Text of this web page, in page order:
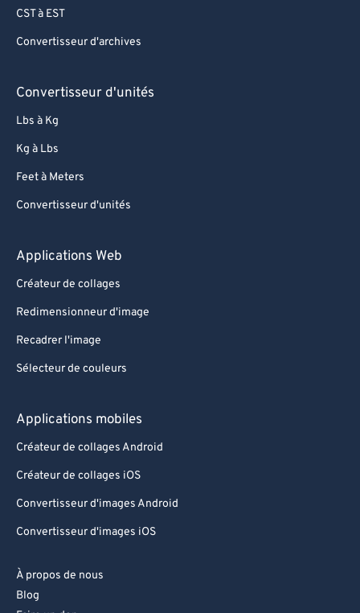
CST à EST
Convertisseur d'archives
Convertisseur d'unités
Lbs à Kg
Kg à Lbs
Feet à Meters
Convertisseur d'unités
Applications Web
Créateur de collages
Redimensionneur d'image
Recadrer l'image
Sélecteur de couleurs
Applications mobiles
Créateur de collages Android
Créateur de collages iOS
Convertisseur d'images Android
Convertisseur d'images iOS
À propos de nous
Blog